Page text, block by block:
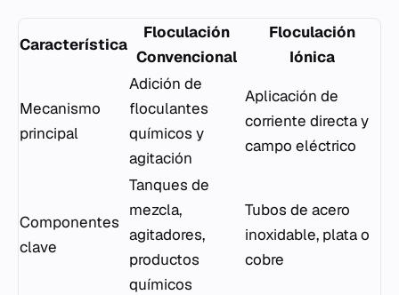
Característica
Floculación
Convencional
Floculación
Iónica
Mecanismo
principal
Adición de
floculantes
químicos y
agitación
Aplicación de
corriente directa y
campo eléctrico
Componentes
clave
Tanques de
mezcla,
agitadores,
productos
químicos
Tubos de acero
inoxidable, plata o
cobre